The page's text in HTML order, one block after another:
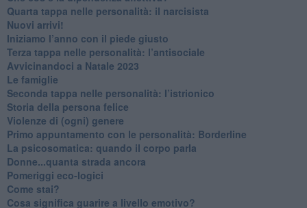
Quarta tappa nelle personalità: il narcisista
​Nuovi arrivi!
​Iniziamo l’anno con il piede giusto
​Terza tappa nelle personalità: l’antisociale
​Avvicinandoci a Natale 2023
Le famiglie
Seconda tappa nelle personalità: l’istrionico
​Storia della persona felice
Violenze di (ogni) genere
​Primo appuntamento con le personalità: Borderline
La psicosomatica: quando il corpo parla
Donne...quanta strada ancora
​Pomeriggi eco-logici
​Come stai?
Cosa significa guarire a livello emotivo?